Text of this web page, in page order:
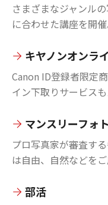
さまざまなジャンル
に合わせた講座を開催
キヤノンオンラ
Canon ID登録者限定
イン下取りサービスも
マンスリーフォ
プロ写真家が審査す
は自由、自然などをご
部活